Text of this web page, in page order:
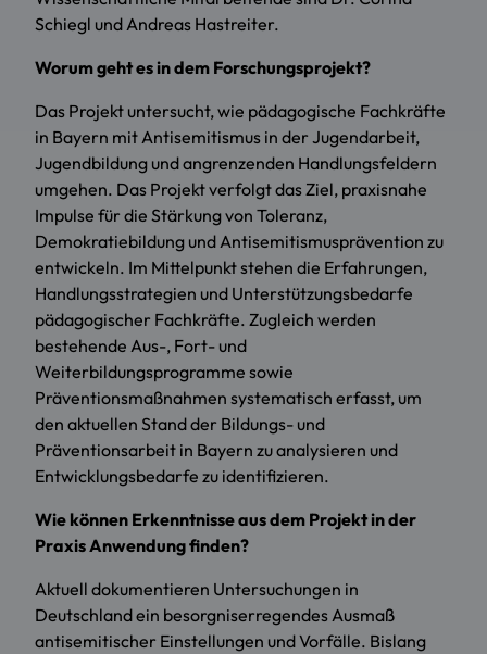
Schiegl und Andreas Hastreiter.
Worum geht es in dem Forschungsprojekt?
Das Projekt untersucht, wie pädagogische Fachkräfte
in Bayern mit Antisemitismus in der Jugendarbeit,
Jugendbildung und angrenzenden Handlungsfeldern
umgehen. Das Projekt verfolgt das Ziel, praxisnahe
Impulse für die Stärkung von Toleranz,
Demokratiebildung und Antisemitismusprävention zu
entwickeln. Im Mittelpunkt stehen die Erfahrungen,
Handlungsstrategien und Unterstützungsbedarfe
pädagogischer Fachkräfte. Zugleich werden
bestehende Aus-, Fort- und
Weiterbildungsprogramme sowie
Präventionsmaßnahmen systematisch erfasst, um
den aktuellen Stand der Bildungs- und
Präventionsarbeit in Bayern zu analysieren und
Entwicklungsbedarfe zu identifizieren.
Wie können Erkenntnisse aus dem Projekt in der
Praxis Anwendung finden?
Aktuell dokumentieren Untersuchungen in
Deutschland ein besorgniserregendes Ausmaß
antisemitischer Einstellungen und Vorfälle. Bislang